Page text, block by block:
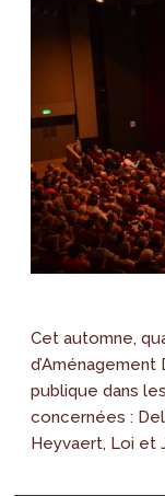
Cet automne,
publique dans
concernées :
Heyvaert, Loi et